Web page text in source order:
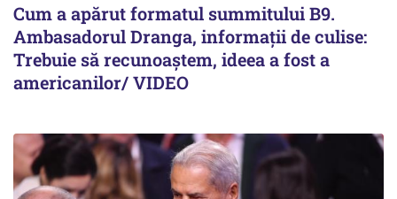
Cum a apărut formatul summitului B9.
Ambasadorul Dranga, informații de culise:
Trebuie să recunoaștem, ideea a fost a
americanilor/ VIDEO